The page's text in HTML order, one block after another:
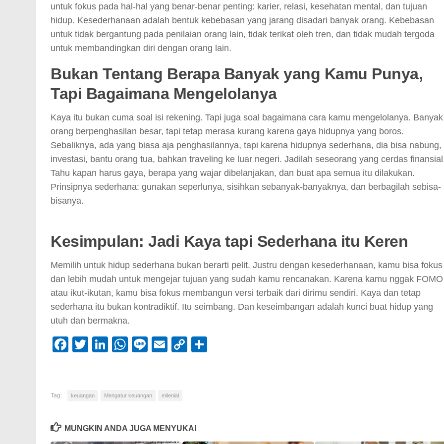
untuk fokus pada hal-hal yang benar-benar penting: karier, relasi, kesehatan mental, dan tujuan
hidup. Kesederhanaan adalah bentuk kebebasan yang jarang disadari banyak orang. Kebebasan
untuk tidak bergantung pada penilaian orang lain, tidak terikat oleh tren, dan tidak mudah tergoda
untuk membandingkan diri dengan orang lain.
Bukan Tentang Berapa Banyak yang Kamu Punya,
Tapi Bagaimana Mengelolanya
Kaya itu bukan cuma soal isi rekening. Tapi juga soal bagaimana cara kamu mengelolanya. Banyak
orang berpenghasilan besar, tapi tetap merasa kurang karena gaya hidupnya yang boros.
Sebaliknya, ada yang biasa aja penghasilannya, tapi karena hidupnya sederhana, dia bisa nabung,
investasi, bantu orang tua, bahkan traveling ke luar negeri. Jadilah seseorang yang cerdas
Tahu kapan harus gaya, berapa yang wajar dibelanjakan, dan buat apa semua itu dilakukan.
Prinsipnya sederhana: gunakan seperlunya, sisihkan sebanyak-banyaknya, dan berbagilah sebisa-
bisanya.
Kesimpulan: Jadi Kaya tapi Sederhana itu Keren
Memilih untuk hidup sederhana bukan berarti pelit. Justru dengan kesederhanaan, kamu bisa fokus
dan lebih mudah untuk mengejar tujuan yang sudah kamu rencanakan. Karena kamu nggak FOMO
atau ikut-ikutan, kamu bisa fokus membangun versi terbaik dari dirimu sendiri. Kaya dan tetap
sederhana itu bukan kontradiktif. Itu seimbang. Dan keseimbangan adalah kunci buat hidup yang
utuh dan bermakna.
Facebook
Twitter
LinkedIn
WhatsApp
LineEmailCopy
Tag: keuangan Mengatur keuangan milenial
MUNGKIN ANDA JUGA MENYUKAI